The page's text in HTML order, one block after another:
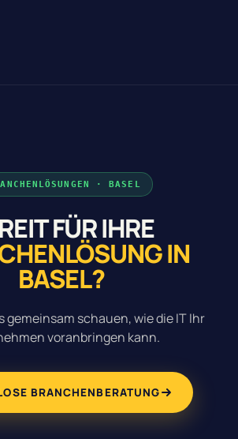
· BASEL
FÜR IHRE
IN
BASEL?
gemeinsam schauen, wie die IT Ihr
voranbringen kann.
BRANCHENBERATUNG